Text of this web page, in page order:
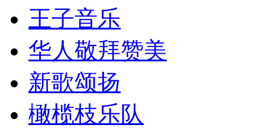
王子音乐
华人敬拜赞美
新歌颂扬
橄榄枝乐队